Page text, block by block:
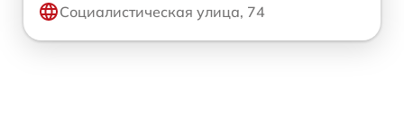
Социалистическая улица, 74